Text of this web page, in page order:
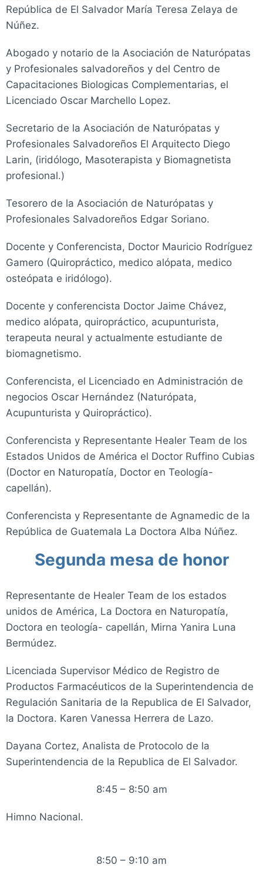
República de El Salvador María Teresa Zelaya de
Núñez.
Abogado y notario de la Asociación de Naturópatas
y Profesionales salvadoreños y del Centro de
Capacitaciones Biologicas Complementarias, el
Licenciado Oscar Marchello Lopez.
Secretario de la Asociación de Naturópatas y
Profesionales Salvadoreños El Arquitecto Diego
Larin, (iridólogo, Masoterapista y Biomagnetista
profesional.)
Tesorero de la Asociación de Naturópatas y
Profesionales Salvadoreños Edgar Soriano.
Docente y Conferencista, Doctor Mauricio Rodríguez
Gamero (Quiropráctico, medico alópata, medico
osteópata e iridólogo).
Docente y conferencista Doctor Jaime Chávez,
medico alópata, quiropráctico, acupunturista,
terapeuta neural y actualmente estudiante de
biomagnetismo.
Conferencista, el Licenciado en Administración de
negocios Oscar Hernández (Naturópata,
Acupunturista y Quiropráctico).
Conferencista y Representante Healer Team de los
Estados Unidos de América el Doctor Ruffino Cubias
(Doctor en Naturopatía, Doctor en Teología-
capellán).
Conferencista y Representante de Agnamedic de la
República de Guatemala La Doctora Alba Núñez.
Segunda mesa de honor
Representante de Healer Team de los estados
unidos de América, La Doctora en Naturopatía,
Doctora en teología- capellán, Mirna Yanira Luna
Bermúdez.
Licenciada Supervisor Médico de Registro de
Productos Farmacéuticos de la Superintendencia de
Regulación Sanitaria de la Republica de El Salvador,
la Doctora. Karen Vanessa Herrera de Lazo.
Dayana Cortez, Analista de Protocolo de la
Superintendencia de la Republica de El Salvador.
8:45 – 8:50 am
Himno Nacional.
8:50 – 9:10 am